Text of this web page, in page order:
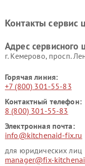
Контакты сервис
Адрес сервисного
г. Кемерово, просп.
Горячая линия:
+7 (800) 301-55-83
Контактный телефон:
8 (800) 301-55-83
Электронная почта:
info@kitchenaid-fix.ru
для юридических лиц
manager@fix-